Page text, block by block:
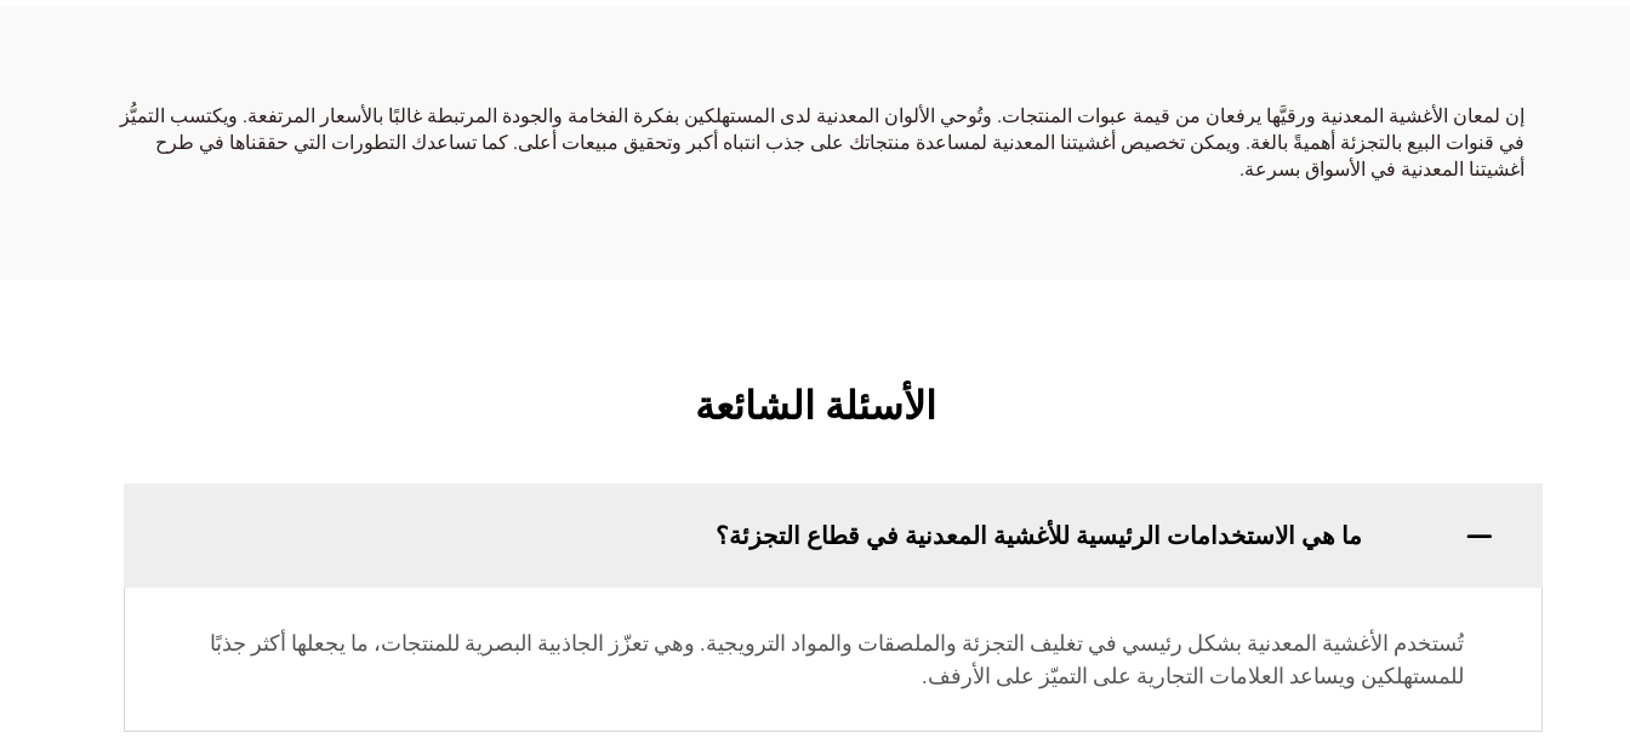
إن لمعان الأغشية المعدنية ورقيَّها يرفعان من قيمة عبوات المنتجات. وتُوحي الألوان المعدنية لدى المستهلكين بفكرة الفخامة والجودة المرتبطة غالبًا بالأسعار المرتفعة. ويكتسب التميُّز
في قنوات البيع بالتجزئة أهميةً بالغة. ويمكن تخصيص أغشيتنا المعدنية لمساعدة منتجاتك على جذب انتباه أكبر وتحقيق مبيعات أعلى. كما تساعدك التطورات التي حققناها في طرح
أغشيتنا المعدنية في الأسواق بسرعة.
الأسئلة الشائعة
ما هي الاستخدامات الرئيسية للأغشية المعدنية في قطاع التجزئة؟
تُستخدم الأغشية المعدنية بشكل رئيسي في تغليف التجزئة والملصقات والمواد الترويجية. وهي تعزّز الجاذبية البصرية للمنتجات، ما يجعلها أكثر جذبًا
للمستهلكين ويساعد العلامات التجارية على التميّز على الأرفف.